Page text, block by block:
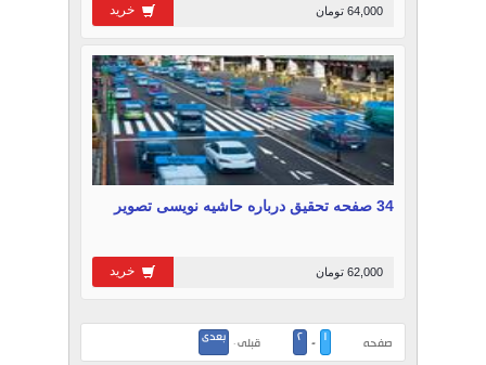
خرید 64,000 تومان
34 صفحه تحقیق درباره حاشیه نویسی تصویر
خرید 62,000 تومان
صفحه 1
-
2 قبلی · بعدی